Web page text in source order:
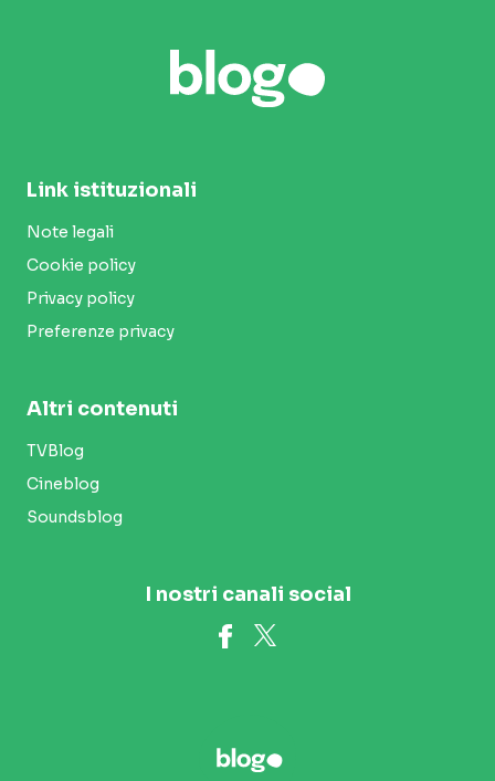
Link istituzionali
Note legali
Cookie policy
Privacy policy
Preferenze privacy
Altri contenuti
TVBlog
Cineblog
Soundsblog
I nostri canali social